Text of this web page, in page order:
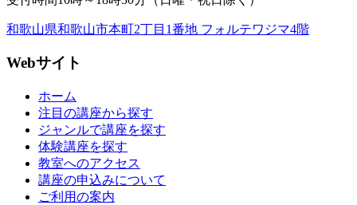
和歌山県和歌山市本町2丁目1番地 フォルテワジマ4階
Webサイト
ホーム
注目の講座から探す
ジャンルで講座を探す
体験講座を探す
教室へのアクセス
講座の申込みについて
ご利用の案内